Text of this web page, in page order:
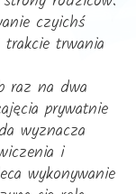
czyichś
trakcie trwania
raz na dwa
prywatnie
wyznacza
i
wykonywanie